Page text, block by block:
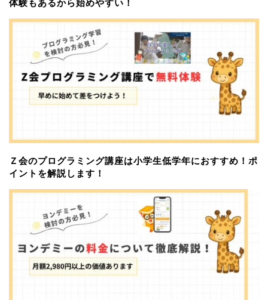
体験もあるから始めやすい！
Ｚ会のプログラミング講座は小学生低学年におすすめ！ポ
イントを解説します！